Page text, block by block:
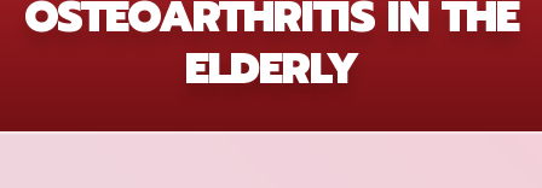
OSTEOARTHRITIS IN THE
ELDERLY